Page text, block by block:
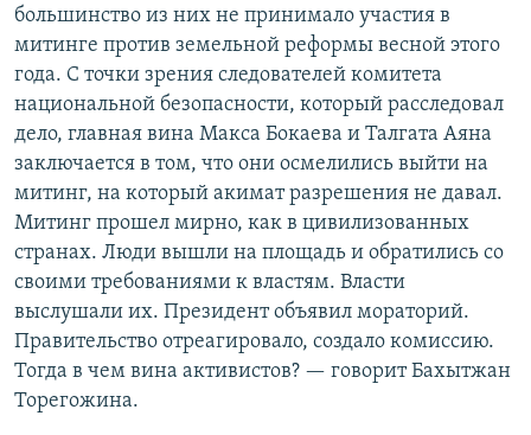
большинство из них не принимало участия в
митинге против земельной реформы весной этого
года. С точки зрения следователей комитета
национальной безопасности, который расследовал
дело, главная вина Макса Бокаева и Талгата Аяна
заключается в том, что они осмелились выйти на
митинг, на который акимат разрешения не давал.
Митинг прошел мирно, как в цивилизованных
странах. Люди вышли на площадь и обратились со
своими требованиями к властям. Власти
выслушали их. Президент объявил мораторий.
Правительство отреагировало, создало комиссию.
Тогда в чем вина активистов? — говорит Бахытжан
Торегожина.